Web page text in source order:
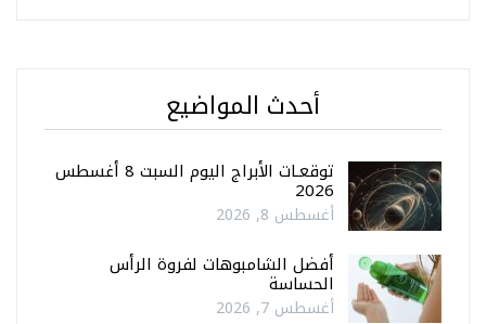
أحدث المواضيع
توقعـات الأبراج اليوم السبت 8 أغسطس
2026
أغسطس 8, 2026
أفضل الشامبوهات لفروة الرأس
الحساسة
أغسطس 7, 2026